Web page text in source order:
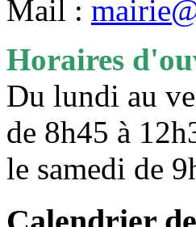
Mail :
Horaires
Du lundi au
de 8h45 à
le samedi de